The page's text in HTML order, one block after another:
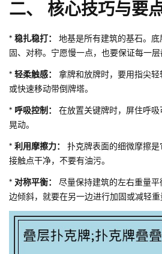
二、 核心技巧与要
* 稳扎稳打：
地基是所有建筑的基石。
固、对称。宁愿慢一点，也要保证每一层
* 轻柔触感：
拿牌和放牌时，要用指尖
或快速移动带倒牌塔。
* 呼吸控制：
在放置关键牌时，屏住呼
晃动。
* 利用摩擦力：
扑克牌表面的细微摩擦
接触点干净，不要有油污。
* 对称平衡：
尽量保持建筑的左右重量
边倾斜，就要在另一边进行加固或减轻重